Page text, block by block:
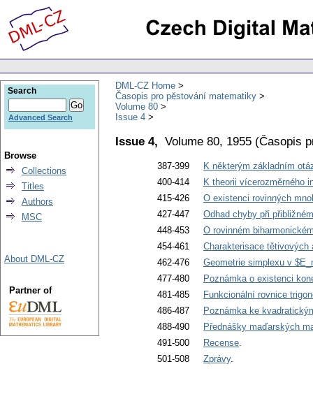
DML-CZ Home
Časopis pro pěstování matematiky
Volume 80
Issue 4
Issue 4, Volume 80, 1955 (Časopis
387-399
K některým základním
400-414
K theorii vícerozměrného
415-426
O existenci rovinných
427-447
Odhad chyby při
448-453
O rovinném
454-461
Charakterisace tětivových
462-476
Geometrie simplexu v
477-480
Poznámka o existenci
481-485
Funkcionální rovnice
486-487
Poznámka ke
488-490
Přednášky maďarských
491-500
Recense.
501-508
Zprávy.
Search
Advanced Search
Browse
Collections
Titles
Authors
MSC
About DML-CZ
Partner of